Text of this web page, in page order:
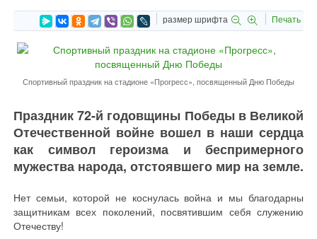
размер шрифта Печать
Спортивный праздник на стадионе «Прогресс», посвященный Дню Победы
Праздник 72-й годовщины Победы в Великой
Отечественной войне вошел в наши сердца
как символ героизма и беспримерного
мужества народа, отстоявшего мир на земле.
Нет семьи, которой не коснулась война и мы благодарны
защитникам всех поколений, посвятившим себя служению
Отечеству!